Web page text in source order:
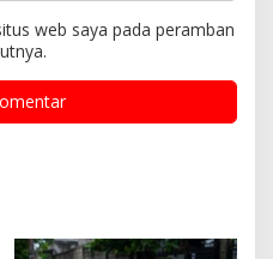
web saya pada peramban